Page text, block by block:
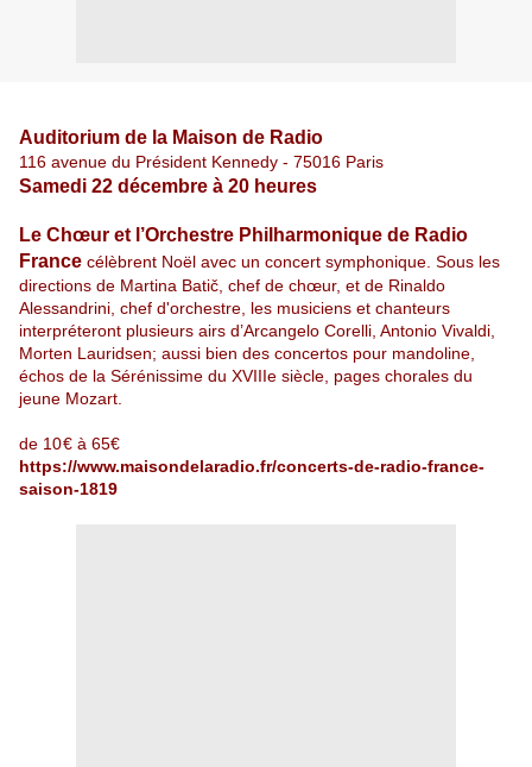
Auditorium de la Maison de Radio
116 avenue du Président Kennedy - 75016 Paris
Samedi 22 décembre à 20 heures
Le Chœur et l’Orchestre Philharmonique de Radio
France célèbrent Noël avec un concert symphonique . Sous les
directions de Martina Batič, chef de chœur, et de Rinaldo
Alessandrini, chef d'orchestre, les musiciens et chanteurs
interpréteront plusieurs airs d’Arcangelo Corelli, Antonio Vivaldi,
Morten Lauridsen; aussi bien des concertos pour mandoline
échos de la Sérénissime du XVIIIe siècle, pages chorales du
jeune Mozart.
de 10€ à 65€
https://www.maisondelaradio.fr/concerts-de-radio-france-
saison-1819